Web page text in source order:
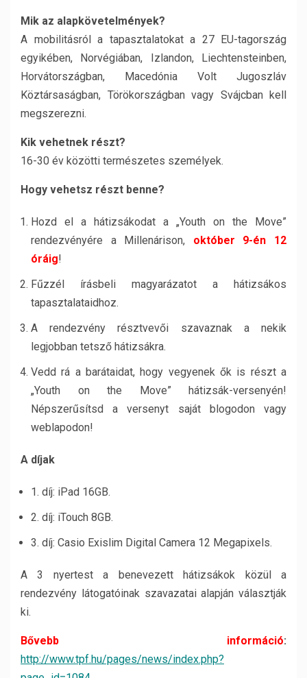
Mik az alapkövetelmények?
A mobilitásról a tapasztalatokat a 27 EU-tagország
egyikében, Norvégiában, Izlandon, Liechtensteinben,
Horvátországban, Macedónia Volt Jugoszláv
Köztársaságban, Törökországban vagy Svájcban kell
megszerezni.
Kik vehetnek részt?
16-30 év közötti természetes személyek.
Hogy vehetsz részt benne?
Hozd el a hátizsákodat a „Youth on the Move”
rendezvényére a Millenárison, október 9-én 12
óráig!
Fűzzél írásbeli magyarázatot a hátizsákos
tapasztalataidhoz.
A rendezvény résztvevői szavaznak a nekik
legjobban tetsző hátizsákra.
Vedd rá a barátaidat, hogy vegyenek ők is részt a
„Youth on the Move” hátizsák-versenyén!
Népszerűsítsd a versenyt saját blogodon vagy
weblapodon!
A díjak
1. díj: iPad 16GB.
2. díj: iTouch 8GB.
3. díj: Casio Exislim Digital Camera 12 Megapixels.
A 3 nyertest a benevezett hátizsákok közül a
rendezvény látogatóinak szavazatai alapján választják
ki.
Bővebb információ:
http://www.tpf.hu/pages/news/index.php?